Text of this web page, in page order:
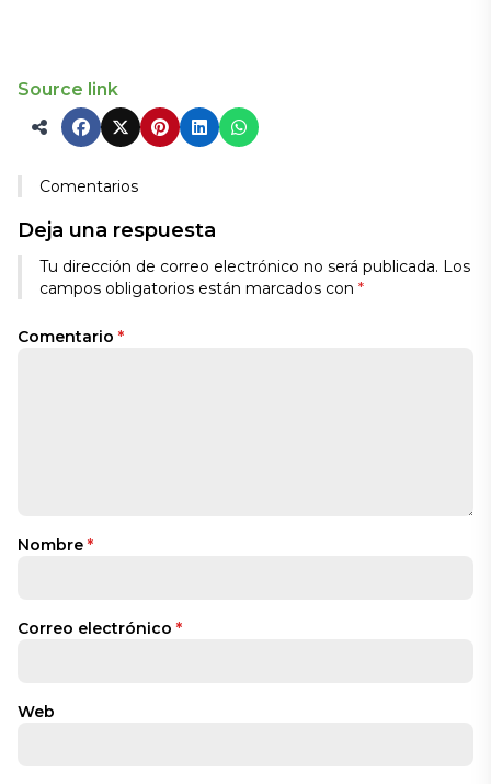
Source link
Comentarios
Deja una respuesta
Tu dirección de correo electrónico no será publicada. Los
campos obligatorios están marcados con *
Comentario *
Nombre *
Correo electrónico *
Web